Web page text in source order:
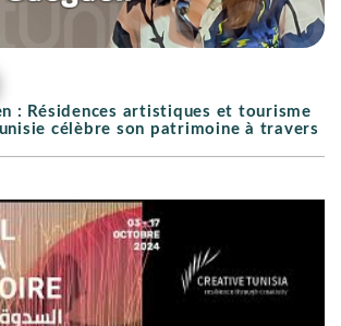
: Résidences artistiques et tourisme
célèbre son patrimoine à travers